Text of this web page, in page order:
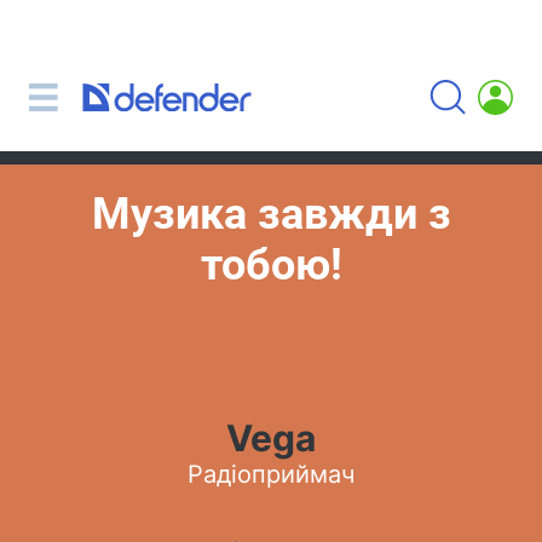
Набори (клавіатура + миша)
Клавіатури
Гарнітури, навушники, мікрофони
Гарнітури для мобільних пристроїв
Комп'ютерні гарнітури
Музика завжди з
тобою!
Vega
Радіоприймач